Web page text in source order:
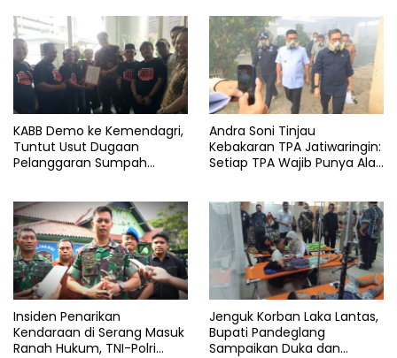
KABB Demo ke Kemendagri,
Tuntut Usut Dugaan
Pelanggaran Sumpah
Andra Soni Tinjau
Kebakaran TPA Jatiwaringin:
Setiap TPA Wajib Punya Alat
Insiden Penarikan
Kendaraan di Serang Masuk
Ranah Hukum, TNI-Polri
Jenguk Korban Laka Lantas,
Bupati Pandeglang
Sampaikan Duka dan